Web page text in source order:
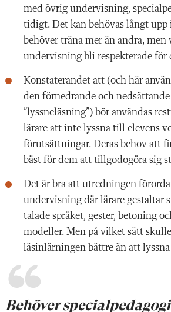
med övrig undervisning,
tidigt. Det kan behövas långt upp
behöver träna mer än andra,
undervisning bli respekterade för
Konstaterandet att (och här
den förnedrande och
”lyssneläsning”) bör användas
lärare att inte lyssna till elevens
förutsättningar. Deras behov att
bäst för dem att tillgodogöra sig
Det är bra att utredningen
undervisning där lärare gestaltar
talade språket, gester, betoning
modeller. Men på vilket sätt
läsinlärningen bättre än att
Behöver